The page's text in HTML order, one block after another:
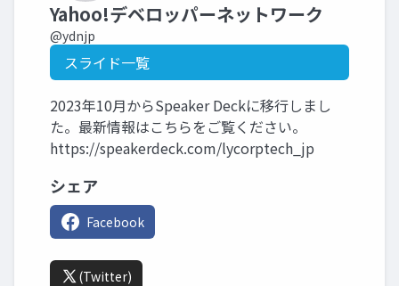
Yahoo!デベロッパーネットワーク
@ydnjp
スライド一覧
2023年10月からSpeaker Deckに移行しまし
た。最新情報はこちらをご覧ください。
https://speakerdeck.com/lycorptech_jp
シェア
Facebook
(Twitter)